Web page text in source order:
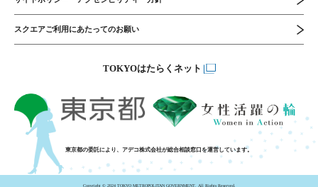
スクエアご利用にあたってのお願い
TOKYOはたらくネット
東京都の委託により、アデコ株式会社が総合相談窓口を運営しています。
Copyright © 2024 TOKYO METROPOLITAN GOVERNMENT. All Rights Reserved.